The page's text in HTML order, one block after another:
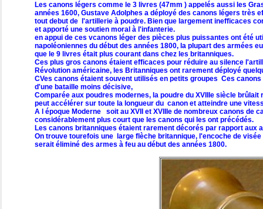
Les canons légers comme le 3 livres (47mm ) appelés aussi les
années 1600, Gustave Adolphes a déployé des canons légers très
tout debut de l'artillerie à poudre. Bien que largement inefficaces
et apporté une soutien moral à l'infanterie.
en appui de ces vcanons léger des pièces plus puissantes ont été
napoléoniennes du début des années 1800, la plupart des armées
que le 9 livres était plus courant dans chez les britanniques.
Ces plus gros canons étaient efficaces pour réduire au silence
Révolution américaine, les Britanniques ont rarement déployé
CVes canons étaient souvent utilisés en petits groupes Ces
d'une bataille moins décisive,
Comparée aux poudres modernes, la poudre du XVIIIe siècle
peut accélérer sur toute la longueur du canon et atteindre une
A l époque Moderne soit au XVII et XVIIIe de nombreux canons de
considérablement plus court que les canons qui les ont précédés.
Les canons britanniques étaient rarement décorés par rapport aux
On trouve tourefois une large flèche britannique, l'encoche de
serait éliminé des armes à feu au début des années 1800.